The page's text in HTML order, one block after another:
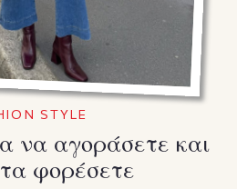
STYLE
να αγοράσετε και
φορέσετε